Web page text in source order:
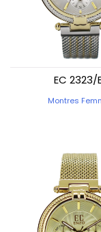
EC 2323/
Montres